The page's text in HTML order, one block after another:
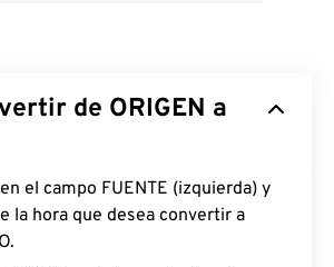
de ORIGEN a
el campo FUENTE (izquierda) y
la hora que desea convertir a